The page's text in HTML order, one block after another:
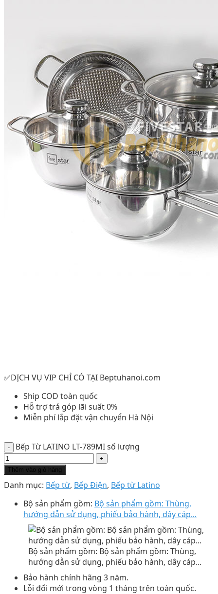
✅DỊCH VỤ VIP CHỈ CÓ TẠI Beptuhanoi.com
Ship COD toàn quốc
Hỗ trợ trả góp lãi suất 0%
Miễn phí lắp đặt vận chuyển Hà Nội
Bếp Từ LATINO LT-789MI số lượng
Thêm vào giỏ hàng
Danh mục: Bếp từ, Bếp Điện, Bếp từ Latino
Bộ sản phẩm gồm: Bộ sản phẩm gồm: Thùng,
hướng dẫn sử dụng, phiếu bảo hành, dây cáp...
Bộ sản phẩm gồm: Bộ sản phẩm gồm: Thùng,
hướng dẫn sử dụng, phiếu bảo hành, dây cáp...
Bảo hành chính hãng 3 năm.
Lỗi đổi mới trong vòng 1 tháng trên toàn quốc.